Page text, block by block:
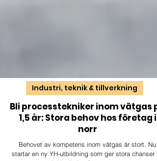
Industri, teknik & tillverkning
Bli processtekniker inom vätgas
1,5 år: Stora behov hos företag i
norr